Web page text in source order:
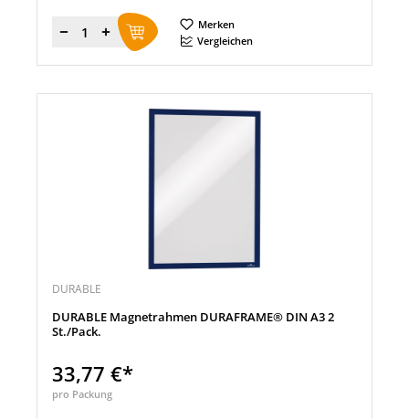
Menge
Merken
Vergleichen
DURABLE
DURABLE Magnetrahmen DURAFRAME® DIN A3 2
St./Pack.
33,77 €*
pro Packung